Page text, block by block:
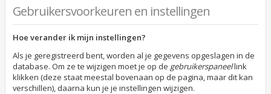
Gebruikersvoorkeuren en instellingen
Hoe verander ik mijn instellingen?
Als je geregistreerd bent, worden al je gegevens opgeslagen in de
database. Om ze te wijzigen moet je op de gebruikerspaneellink
klikken (deze staat meestal bovenaan op de pagina, maar dit kan
verschillen), daarna kun je je instellingen wijzigen.